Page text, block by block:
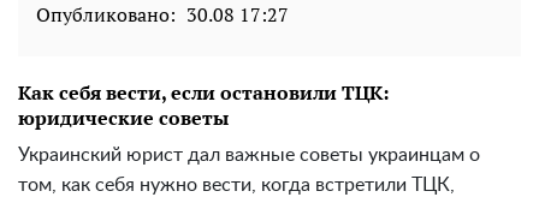
Опубликовано: 30.08 17:27
Как себя вести, если остановили ТЦК:
юридические советы
Украинский юрист дал важные советы украинцам о
том, как себя нужно вести, когда встретили ТЦК,